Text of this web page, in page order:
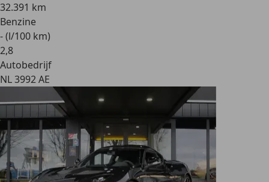
32.391 km
Benzine
- (l/100 km)
2,8
Autobedrijf
NL 3992 AE